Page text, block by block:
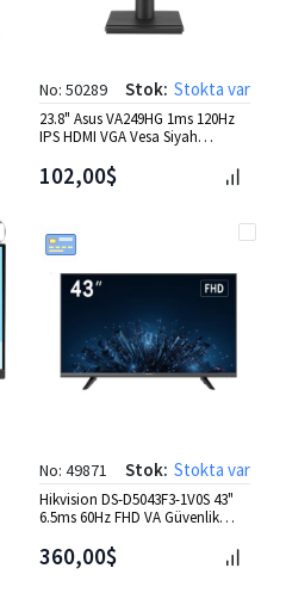
No: 50289 Stok: Stokta var
23.8" Asus VA249HG 1ms 120Hz
IPS HDMI VGA Vesa Siyah
102,00$
No: 49871 Stok: Stokta var
Hikvision DS-D5043F3-1V0S 43"
6.5ms 60Hz FHD VA Güvenlik
360,00$